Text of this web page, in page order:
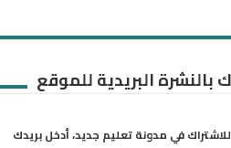
بالنشرة البريدية للموقع
للاشتراك في مدونة تعليم جديد، أدخل بريدك